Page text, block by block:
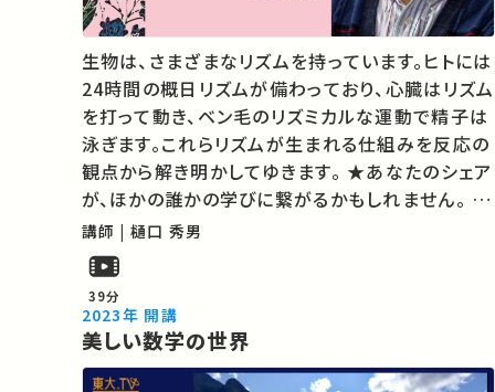
生物は、さまざまなリズムを持っています。ヒトには
24時間の概日リズムが備わっており、心臓はリズム
を打って動き、ベン毛のリズミカルな運動で精子は
泳ぎます。これらリズムが生まれる仕組みを反応の
観点から解き明かしてゆきます。 ★あなたのシェア
が、ほかの誰かの学びに繋がるかもしれません。 お
気に入りの講義・講演があればSNSなどでシェア
をお願いします。 運営・著作権処理・映像編集：東
京大学 大学総合教育研…
講師 | 樋口 秀男
39分
2023年 開講
美しい数学の世界